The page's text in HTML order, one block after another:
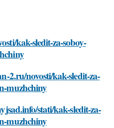
kak-sledit-za-soboy-
2.ru/novosti/kak-sledit-za-
muzhchiny
stati/kak-sledit-za-
muzhchiny